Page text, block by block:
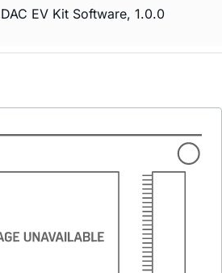
EV Kit Software, 1.0.0